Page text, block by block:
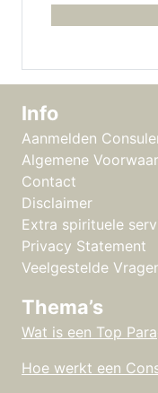
Info
Aanmelden
Algemene
Contact
Disclaimer
Extra spirituele
Privacy Statement
Veelgestelde
Thema’s
Wat is een Top
Hoe werkt een